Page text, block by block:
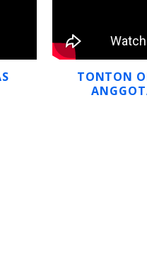
TONTON